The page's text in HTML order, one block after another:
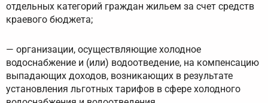
отдельных категорий граждан жильем за счет средств
краевого бюджета;
— организации, осуществляющие холодное
водоснабжение и (или) водоотведение, на компенсацию
выпадающих доходов, возникающих в результате
установления льготных тарифов в сфере холодного